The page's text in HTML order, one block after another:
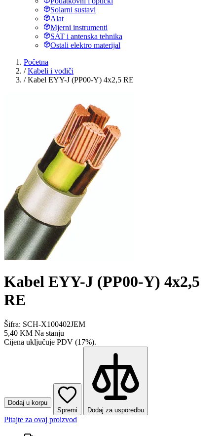
Solarni sustavi
Alat
Mjerni instrumenti
SAT i antenska tehnika
Ostali elektro materijal
Početna
/ Kabeli i vodiči
/ Kabel EYY-J (PP00-Y) 4x2,5 RE
Kabel EYY-J (PP00-Y) 4x2,5
RE
Šifra: SCH-X100402JEM
5,40 KM Na stanju
Cijena uključuje PDV (17%).
Dodaj u korpu
Spremi
Dodaj za usporedbu
Pitajte za ovaj proizvod